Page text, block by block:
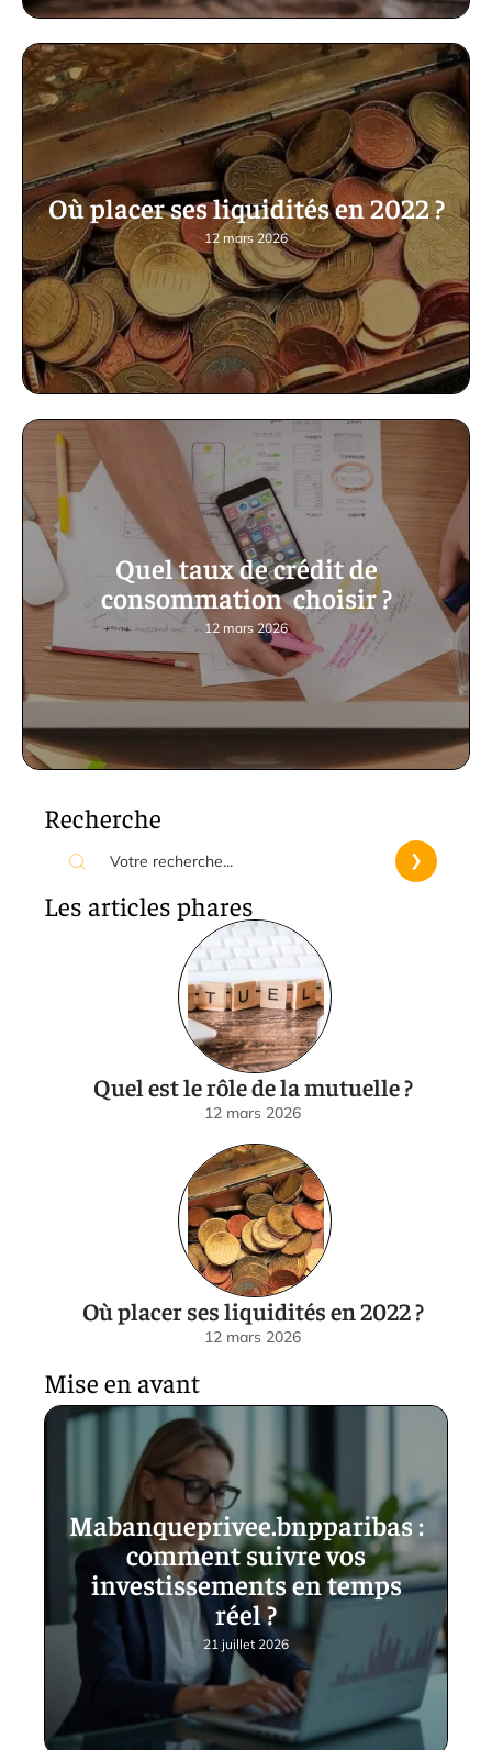
Où placer ses liquidités en 2022 ?
12 mars 2026
Quel taux de crédit de
consommation choisir ?
12 mars 2026
Recherche
Les articles phares
Quel est le rôle de la mutuelle ?
12 mars 2026
Où placer ses liquidités en 2022 ?
12 mars 2026
Mise en avant
Mabanqueprivee.bnpparibas :
comment suivre vos
investissements en temps
réel ?
21 juillet 2026